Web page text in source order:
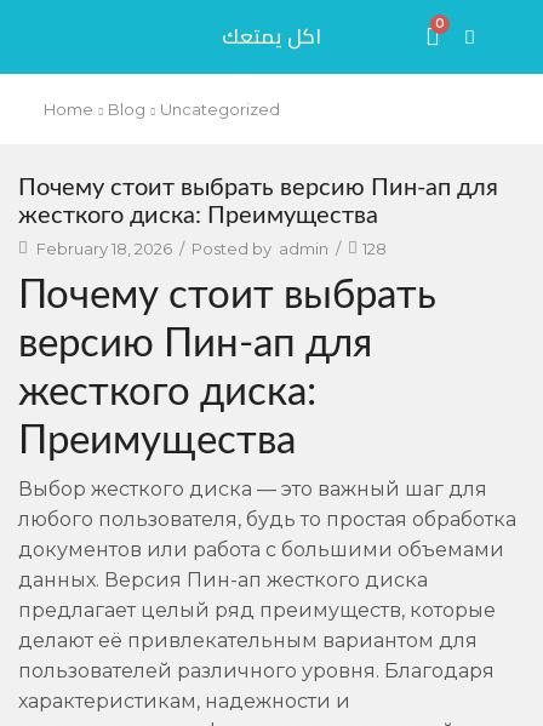
اكل يمتعك 0
Home Blog Uncategorized
Почему стоит выбрать версию Пин-ап для
жесткого диска: Преимущества
February 18, 2026 / Posted by admin / 128
Почему стоит выбрать
версию Пин-ап для
жесткого диска:
Преимущества
Выбор жесткого диска — это важный шаг для
любого пользователя, будь то простая обработка
документов или работа с большими объемами
данных. Версия Пин-ап жесткого диска
предлагает целый ряд преимуществ, которые
делают её привлекательным вариантом для
пользователей различного уровня. Благодаря
характеристикам, надежности и